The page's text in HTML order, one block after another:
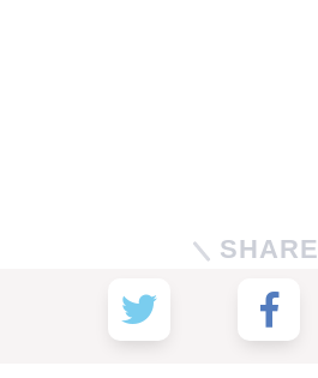
SHARE